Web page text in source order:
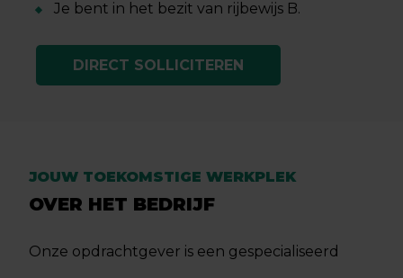
Je bent in het bezit van rijbewijs B.
DIRECT SOLLICITEREN
JOUW TOEKOMSTIGE WERKPLEK
OVER HET BEDRIJF
Onze opdrachtgever is een gespecialiseerd